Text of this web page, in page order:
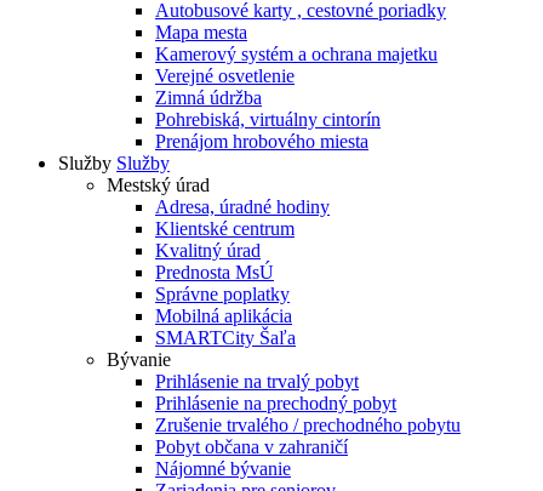
Autobusové karty , cestovné poriadky
Mapa mesta
Kamerový systém a ochrana majetku
Verejné osvetlenie
Zimná údržba
Pohrebiská, virtuálny cintorín
Prenájom hrobového miesta
Služby Služby
Mestský úrad
Adresa, úradné hodiny
Klientské centrum
Kvalitný úrad
Prednosta MsÚ
Správne poplatky
Mobilná aplikácia
SMARTCity Šaľa
Bývanie
Prihlásenie na trvalý pobyt
Prihlásenie na prechodný pobyt
Zrušenie trvalého / prechodného pobytu
Pobyt občana v zahraničí
Nájomné bývanie